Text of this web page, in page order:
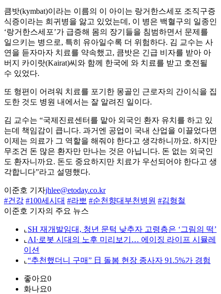
큼밧(kymbat)이라는 이름의 이 아이는 랑거한스세포 조직구증
식증이라는 희귀병을 앓고 있었는데, 이 병은 백혈구의 일종인
‘랑거한스세포’가 급증해 몸의 장기들을 침범하면서 문제를
일으키는 병으로, 특히 유아일수록 더 위험하다. 김 교수는 사
연을 듣자마자 치료를 약속했고, 큼밧은 긴급 비자를 받아 아
버지 카이랏(Kairat)씨와 함께 한국에 와 치료를 받고 호전될
수 있었다.
또 형편이 어려워 치료를 포기한 몽골인 근로자의 간이식을 집
도한 것도 병원 내에서는 잘 알려진 일이다.
김 교수는 “국제진료센터를 맡아 외국인 환자 유치를 하고 있
는데 책임감이 큽니다. 과거엔 공업이 국내 산업을 이끌었다면
이제는 의료가 그 역할을 해줘야 한다고 생각하니까요. 하지만
무조건 돈 많은 환자만 만나는 것은 아닙니다. 돈 없는 외국인
도 환자니까요. 돈도 중요하지만 치료가 우선되어야 한다고 생
각합니다”라고 설명했다.
이준호 기자jhlee@etoday.co.kr
#건강 #100세시대 #라뽀 #순천향대부천병원 #김형철
이준호 기자의 주요 뉴스
⌞ SH 재개발임대, 청년 문턱 낮추자 고령층은 ‘그림의 떡’
⌞ AI·로봇 시대의 노후 미리보기… 에이징 라이프 시뮬레
이션
⌞ “추천했더니 구매” 日 돌봄 현장 종사자 91.5%가 경험
좋아요0
화나요0